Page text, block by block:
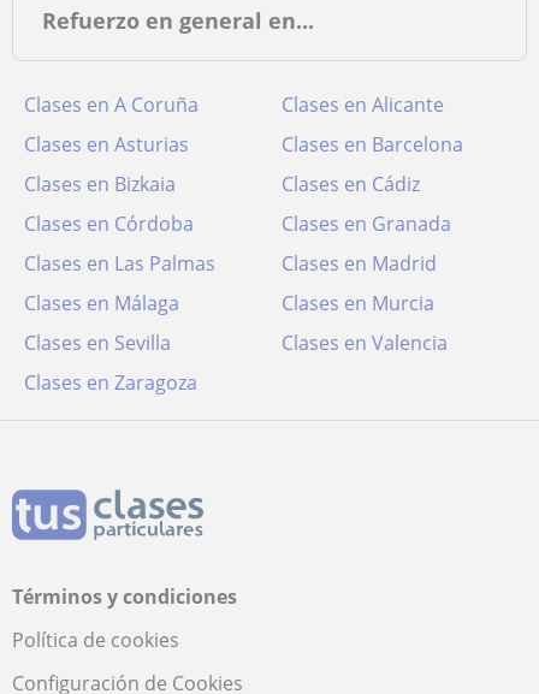
Refuerzo en general en...
Clases en A Coruña
Clases en Alicante
Clases en Asturias
Clases en Barcelona
Clases en Bizkaia
Clases en Cádiz
Clases en Córdoba
Clases en Granada
Clases en Las Palmas
Clases en Madrid
Clases en Málaga
Clases en Murcia
Clases en Sevilla
Clases en Valencia
Clases en Zaragoza
Términos y condiciones
Política de cookies
Configuración de Cookies